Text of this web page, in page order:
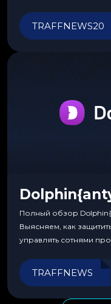
инструменты для
TRAFFNEWS20
Полный обзор
Выясняем, как
управлять сотнями
эффективности.
TRAFFNEWS